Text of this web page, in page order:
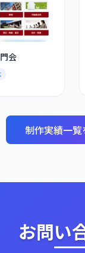
会
制作実績一覧
お問い